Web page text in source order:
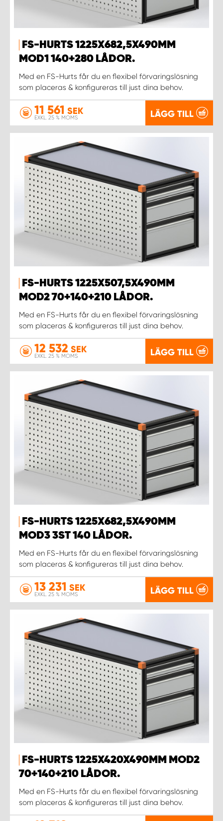
FS-HURTS 1225X682,5X490MM
MOD1 140+280 LÅDOR.
Med en FS-Hurts får du en flexibel förvaringslösning
som placeras & konfigureras till just dina behov.
11 561 SEK
EXKL. 25 % MOMS LÄGG TILL
FS-HURTS 1225X507,5X490MM
MOD2 70+140+210 LÅDOR.
Med en FS-Hurts får du en flexibel förvaringslösning
som placeras & konfigureras till just dina behov.
12 532 SEK
EXKL. 25 % MOMS LÄGG TILL
FS-HURTS 1225X682,5X490MM
MOD3 3ST 140 LÅDOR.
Med en FS-Hurts får du en flexibel förvaringslösning
som placeras & konfigureras till just dina behov.
13 231 SEK
EXKL. 25 % MOMS LÄGG TILL
FS-HURTS 1225X420X490MM MOD2
70+140+210 LÅDOR.
Med en FS-Hurts får du en flexibel förvaringslösning
som placeras & konfigureras till just dina behov.